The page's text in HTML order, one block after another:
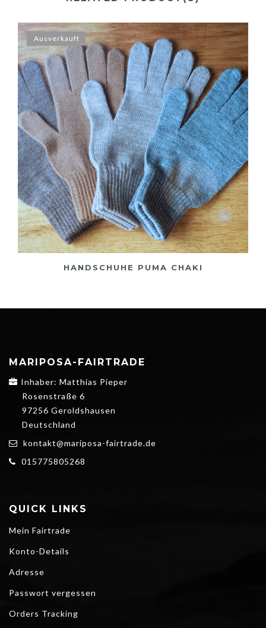
Ausverkauft
HANDSCHUHE PUMA CHAKI
MARIPOSA-FAIRTRADE
Inhaber: Matthias Pieper
Rosenstraße 6
97256 Geroldshausen
Deutschland
kontakt@mariposa-fairtrade.de
015775805268
QUICK LINKS
Mein Fairtrade
Konto-Details
Adresse
Passwort vergessen
Orders Tracking